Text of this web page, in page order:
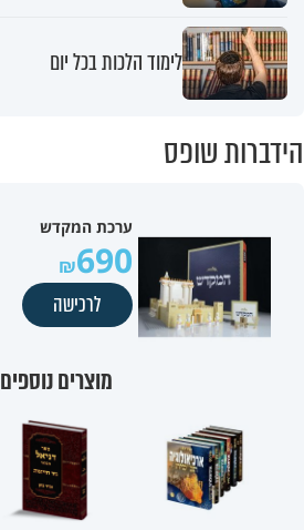
לימוד הלכות בכל יום
הידברות שופס
ערכת המקדש
690
לרכישה
מוצרים נוספים